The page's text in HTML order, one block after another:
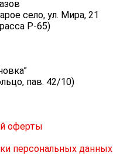
село, ул. Мира, 21
P-65)
пав. 42/10)
оферты
персональных данных